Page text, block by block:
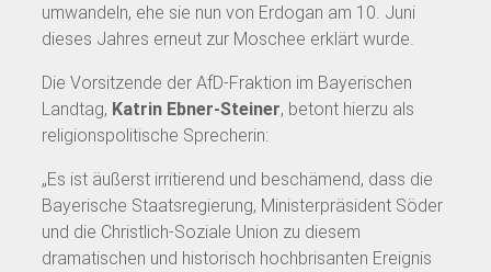
umwandeln, ehe sie nun von Erdogan am 10. Juni
dieses Jahres erneut zur Moschee erklärt wurde.
Die Vorsitzende der AfD-Fraktion im Bayerischen
Landtag, Katrin Ebner-Steiner, betont hierzu als
religionspolitische Sprecherin:
„Es ist äußerst irritierend und beschämend, dass die
Bayerische Staatsregierung, Ministerpräsident Söder
und die Christlich-Soziale Union zu diesem
dramatischen und historisch hochbrisanten Ereignis